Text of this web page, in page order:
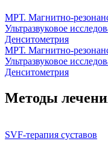
МРТ. Магнитно-
Ультразвуковое
Денситометрия
МРТ. Магнитно-
Ультразвуковое
Денситометрия
Методы
SVF-терапия суставов